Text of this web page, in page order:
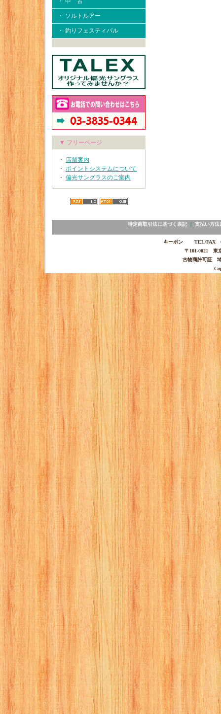
・ ソルトルアー
・ 釣りフェスティバル
▼ フリーページ
・ 店舗案内
・ ポイントシステムについて
・ 偏光サングラスのご案内
特定商取引法に基づく表記｜ 支払い方法
キーポン TEL/FAX
〒101-0021 東
古物商許可証